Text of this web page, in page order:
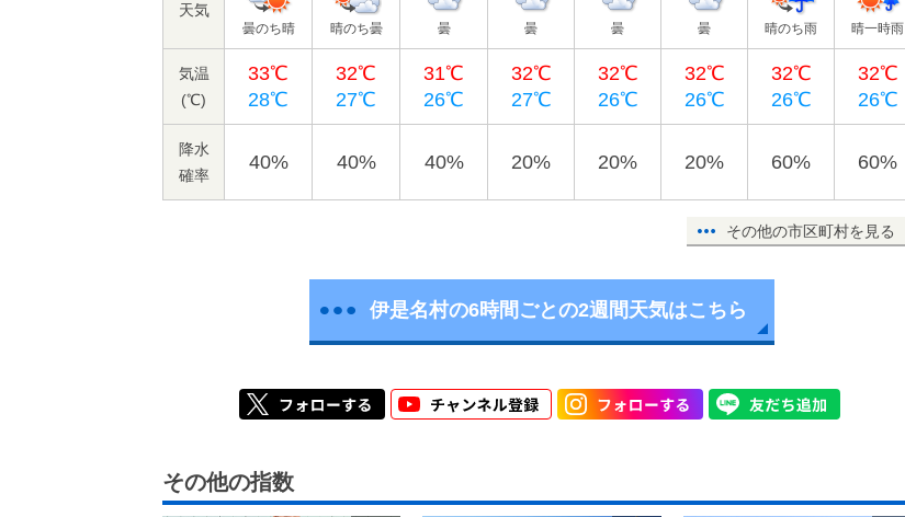
天気
曇のち晴 晴のち曇 曇 曇 曇 曇 晴のち雨 晴一時雨
気温
(℃)
33℃
28℃
32℃
27℃
31℃
26℃
32℃
27℃
32℃
26℃
32℃
26℃
32℃
26℃
32℃
26℃
降水
確率
40% 40% 40% 20% 20% 20% 60% 60%
その他の市区町村を見る
伊是名村の6時間ごとの2週間天気はこちら
その他の指数